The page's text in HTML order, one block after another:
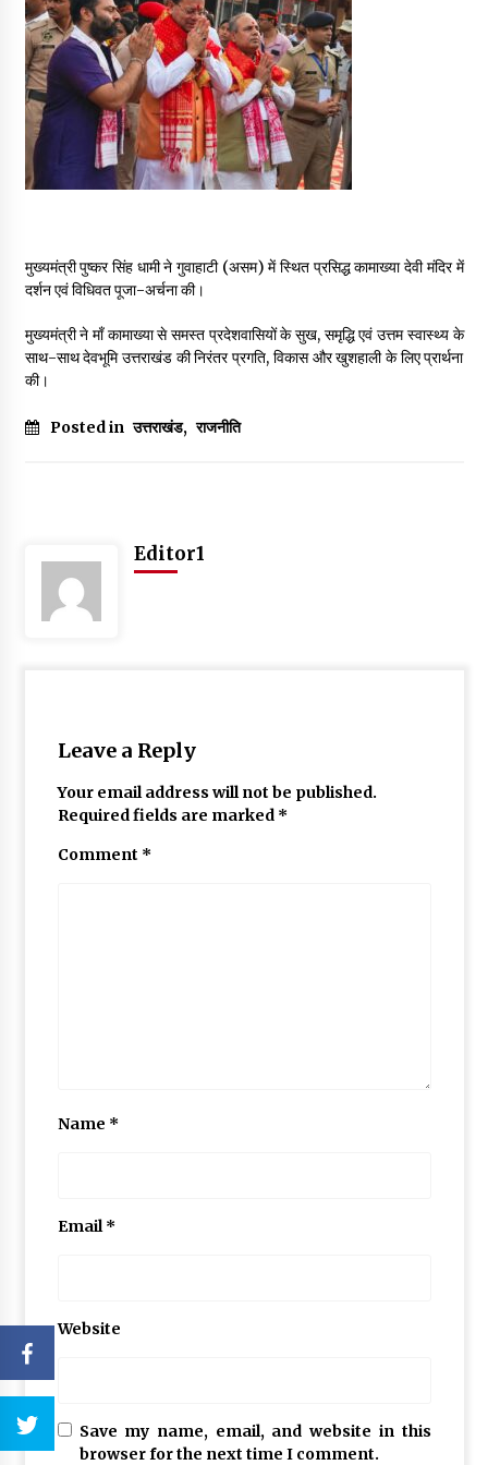
May 16, 2022
Thought Of The Day 14 May
May 14, 2022
Thought Of The Day 13 May
Thought Of The Day 12 May
मुख्यमंत्री पुष्कर सिंह धामी ने गुवाहाटी (असम) में स्थित प्रसिद्ध कामाख्या देवी मंदिर में
दर्शन एवं विधिवत पूजा-अर्चना की।
मुख्यमंत्री ने माँ कामाख्या से समस्त प्रदेशवासियों के सुख, समृद्धि एवं उत्तम स्वास्थ्य के
साथ-साथ देवभूमि उत्तराखंड की निरंतर प्रगति, विकास और खुशहाली के लिए प्रार्थना
की।
Posted in उत्तराखंड, राजनीति
Editor1
Leave a Reply
Your email address will not be published.
Required fields are marked *
Comment *
Name *
Email*
Website
Save my name, email, and website in this
browser for the next time I comment.